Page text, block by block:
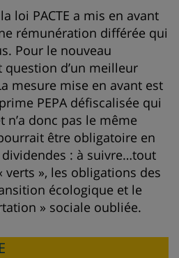
loi PACTE a mis en avant
rémunération différée qui
Pour le nouveau
d’un meilleur
mesure mise en avant est
PEPA défiscalisée qui
n’a donc pas le même
être obligatoire en
: à suivre…tout
», les obligations des
écologique et le
» sociale oubliée.